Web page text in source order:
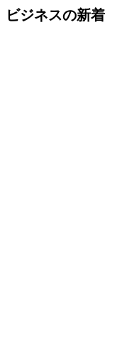
ビジネスの新着